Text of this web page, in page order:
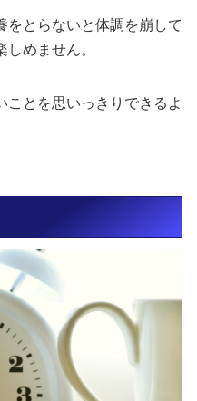
をとらないと体調を崩して
めません。
ことを思いっきりできるよ